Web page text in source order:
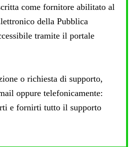
come fornitore abilitato al
della Pubblica
tramite il portale
o richiesta di supporto,
oppure telefonicamente:
e fornirti tutto il supporto